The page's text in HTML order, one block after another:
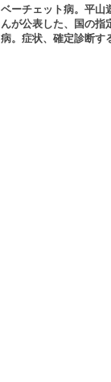
ベーチェット病。平山
んが公表した、国の指
病。症状、確定診断す